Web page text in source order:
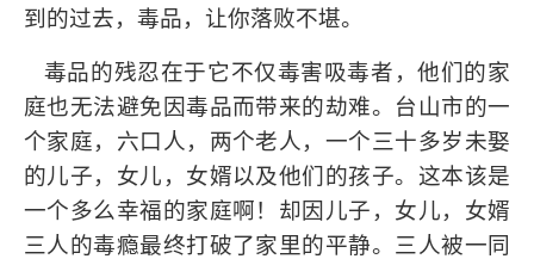
到的过去，毒品，让你落败不堪。
毒品的残忍在于它不仅毒害吸毒者，他们的家
庭也无法避免因毒品而带来的劫难。台山市的一
个家庭，六口人，两个老人，一个三十多岁未娶
的儿子，女儿，女婿以及他们的孩子。这本该是
一个多么幸福的家庭啊！却因儿子，女儿，女婿
三人的毒瘾最终打破了家里的平静。三人被一同